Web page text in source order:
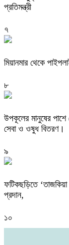
প্রতিমন্ত্রী
৭
মিয়ানমার থেকে
৮
উপকূলের মানুষের পাশে
সেবা ও ওষুধ বিতরণ।
৯
ফটিকছড়িতে
প্রদান,
১০